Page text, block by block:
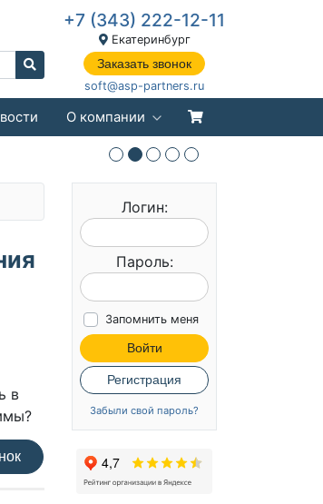
+7 (343) 222-12-11
Екатеринбург
Заказать звонок
soft@asp-partners.ru
О компании
в
Логин:
Пароль:
Запомнить меня
Войти
Регистрация
Забыли свой пароль?